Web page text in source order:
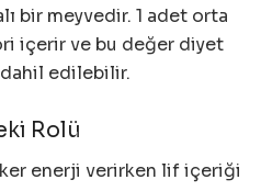
bir meyvedir. 1 adet orta
içerir ve bu değer diyet
dahil edilebilir.
Rolü
enerji verirken lif içeriği